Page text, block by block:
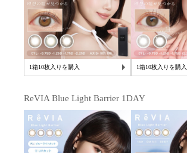
1箱10枚入りを購入 1箱10枚入りを購入
ReVIA Blue Light Barrier 1DAY